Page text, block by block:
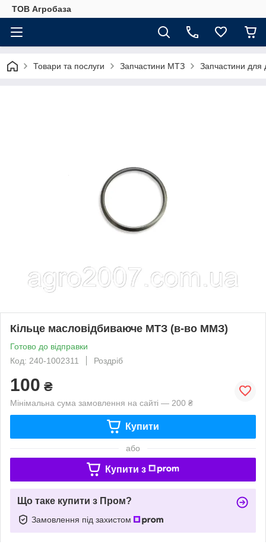
ТОВ Агробаза
Товари та послуги Запчастини МТЗ Запчастини для
Кільце масловідбиваюче МТЗ (в-во ММЗ)
Готово до відправки
Код: 240-1002311
Роздріб
100 ₴
Мінімальна сума замовлення на сайті — 200 ₴
Купити
або
Купити з
Що таке купити з Пром?
Замовлення під захистом